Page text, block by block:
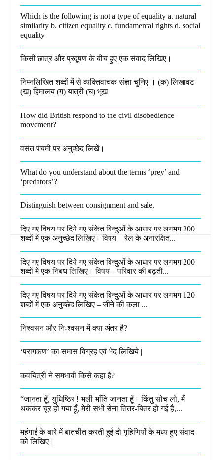
Which is the following is not a type of equality a. natural
similarity b. citizen equality c. fundamental rights d. social
equality​
किसी छात्र और प्रदूषण के बीच हुए एक संवाद लिखिए।​
निम्नलिखित शब्दों में से व्यक्तिवाचक संज्ञा चुनिए । (क) लिखावट
(ख) हिमालय (ग) यात्री (घ) भूख​
How did British respond to the civil disobedience
movement?
वसंत पंचमी पर अनुच्छेद लिखें।
What do you understand about the terms ‘prey’ and
‘predators’?​
Distinguish between consignment and sale.
दिए गए विषय पर दिये गए संकेत बिन्दुओं के आधार पर लगभग 200
शब्दों में एक अनुच्छेद लिखिए। विषय – रेल के अनारक्षित...
दिए गए विषय पर दिये गए संकेत बिन्दुओं के आधार पर लगभग 200
शब्दों में एक निबंध लिखिए। विषय – परिवार की बढ़ती...
दिए गए विषय पर दिये गए संकेत बिन्दुओं के आधार पर लगभग 120
शब्दों में एक अनुच्छेद लिखिए – जीने की कला ...
निश्वसन और निःश्वसन में क्या अंतर है?
‘परागकण’ का समास विग्रह एवं भेद लिखिये |
कवयित्री ने समभावी किसे कहा है?
“जानता हूँ, युधिष्ठिर ! भली भाँति जानता हूँ। किंतु सोच लो, मैं
थककर चूर हो गया हूँ, मेरी सभी सेना तितर-बितर हो गई है,...
महंगाई के बारे में बातचीत करती हुई दो गृहिणियों के मध्य हुए संवाद
को लिखिए।